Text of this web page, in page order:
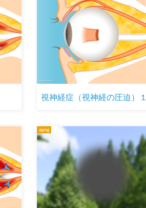
視神経症（視神経の圧迫）１
apng